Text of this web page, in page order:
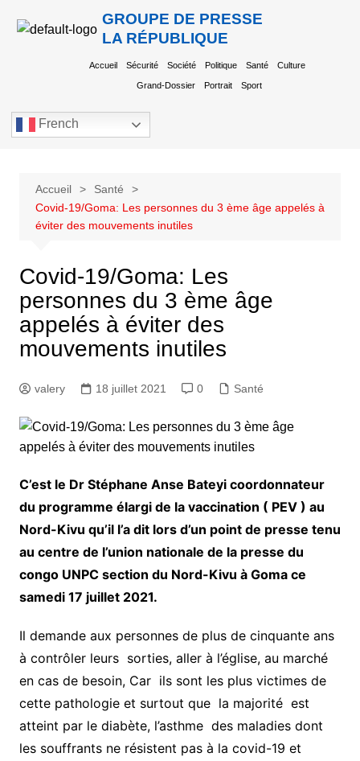
GROUPE DE PRESSE
LA RÉPUBLIQUE
Accueil Sécurité Société Politique Santé Culture
Grand-Dossier Portrait Sport
French
Accueil
Santé
Covid-19/Goma: Les personnes du 3 ème âge appelés à
éviter des mouvements inutiles
Covid-19/Goma: Les
personnes du 3 ème âge
appelés à éviter des
mouvements inutiles
valery 18 juillet 2021 0 Santé
C’est le Dr Stéphane Anse Bateyi coordonnateur
du programme élargi de la vaccination ( PEV ) au
Nord-Kivu qu’il l’a dit lors d’un point de presse tenu
au centre de l’union nationale de la presse du
congo UNPC section du Nord-Kivu à Goma ce
samedi 17 juillet 2021.
Il demande aux personnes de plus de cinquante ans
à contrôler leurs sorties, aller à l’église, au marché
en cas de besoin, Car ils sont les plus victimes de
cette pathologie et surtout que la majorité est
atteint par le diabète, l’asthme des maladies dont
les souffrants ne résistent pas à la covid-19 et